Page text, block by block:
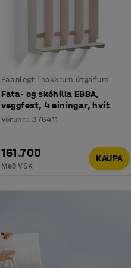
Fáanlegt í nokkrum útgáfum
Fata- og skóhilla EBBA,
veggfest, 4 einingar, hvít
Vörunr.:375411
161.700
Með VSK
KAUPA